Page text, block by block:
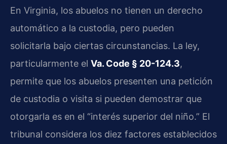
En Virginia, los abuelos no tienen un derecho
automático a la custodia, pero pueden
solicitarla bajo ciertas circunstancias. La ley,
particularmente el Va. Code § 20-124.3,
permite que los abuelos presenten una petición
de custodia o visita si pueden demostrar que
otorgarla es en el “interés superior del niño.” El
tribunal considera los diez factores establecidos